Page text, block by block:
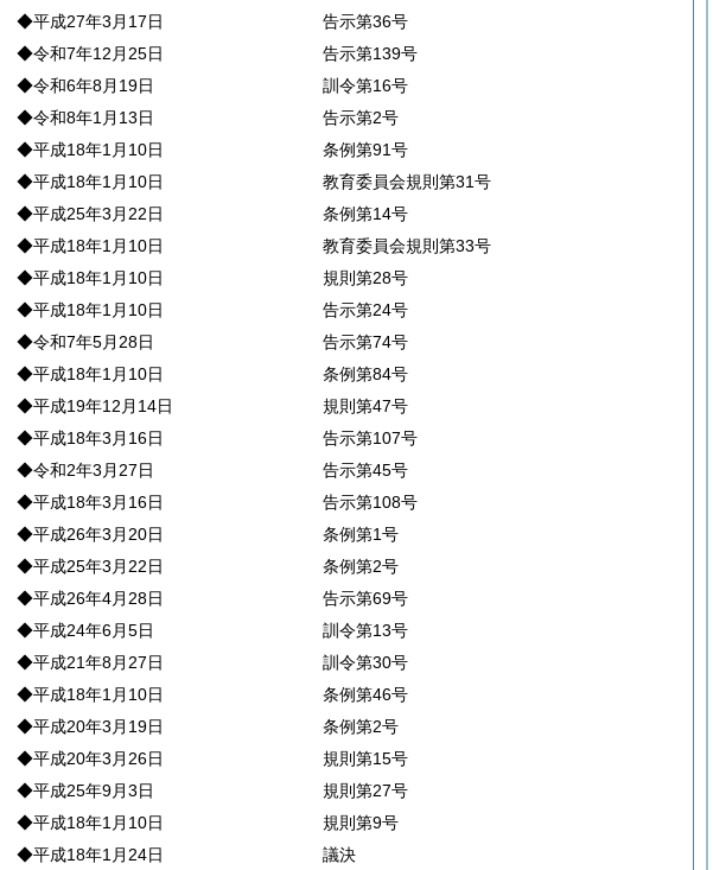
◆平成27年3月17日
告示第36号
◆令和7年12月25日
告示第139号
◆令和6年8月19日
訓令第16号
◆令和8年1月13日
告示第2号
◆平成18年1月10日
条例第91号
◆平成18年1月10日
教育委員会規則第31号
◆平成25年3月22日
条例第14号
◆平成18年1月10日
教育委員会規則第33号
◆平成18年1月10日
規則第28号
◆平成18年1月10日
告示第24号
◆令和7年5月28日
告示第74号
◆平成18年1月10日
条例第84号
◆平成19年12月14日
規則第47号
◆平成18年3月16日
告示第107号
◆令和2年3月27日
告示第45号
◆平成18年3月16日
告示第108号
◆平成26年3月20日
条例第1号
◆平成25年3月22日
条例第2号
◆平成26年4月28日
告示第69号
◆平成24年6月5日
訓令第13号
◆平成21年8月27日
訓令第30号
◆平成18年1月10日
条例第46号
◆平成20年3月19日
条例第2号
◆平成20年3月26日
規則第15号
◆平成25年9月3日
規則第27号
◆平成18年1月10日
規則第9号
◆平成18年1月24日
議決